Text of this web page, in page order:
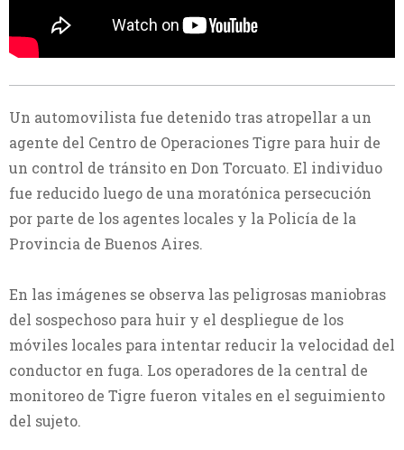
Un automovilista fue detenido tras atropellar a un
agente del Centro de Operaciones Tigre para huir de
un control de tránsito en Don Torcuato. El individuo
fue reducido luego de una moratónica persecución
por parte de los agentes locales y la Policía de la
Provincia de Buenos Aires.
En las imágenes se observa las peligrosas maniobras
del sospechoso para huir y el despliegue de los
móviles locales para intentar reducir la velocidad del
conductor en fuga. Los operadores de la central de
monitoreo de Tigre fueron vitales en el seguimiento
del sujeto.